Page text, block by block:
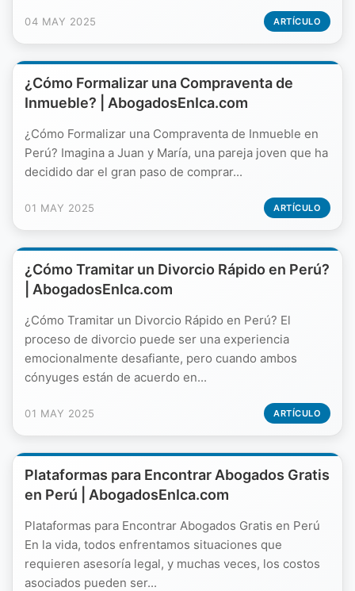
04 MAY 2025 ARTÍCULO
¿Cómo Formalizar una Compraventa de
Inmueble? | AbogadosEnIca.com
¿Cómo Formalizar una Compraventa de Inmueble en
Perú? Imagina a Juan y María, una pareja joven que ha
decidido dar el gran paso de comprar...
01 MAY 2025 ARTÍCULO
¿Cómo Tramitar un Divorcio Rápido en Perú?
| AbogadosEnIca.com
¿Cómo Tramitar un Divorcio Rápido en Perú? El
proceso de divorcio puede ser una experiencia
emocionalmente desafiante, pero cuando ambos
cónyuges están de acuerdo en...
01 MAY 2025 ARTÍCULO
Plataformas para Encontrar Abogados Gratis
en Perú | AbogadosEnIca.com
Plataformas para Encontrar Abogados Gratis en Perú
En la vida, todos enfrentamos situaciones que
requieren asesoría legal, y muchas veces, los costos
asociados pueden ser...